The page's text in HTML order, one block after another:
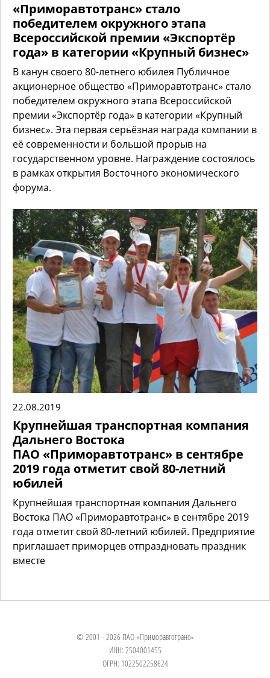
«Приморавтотранс» стало
победителем окружного этапа
Всероссийской премии «Экспортёр
года» в категории «Крупный бизнес»
В канун своего 80-летнего юбилея Публичное
акционерное общество «Приморавтотранс» стало
победителем окружного этапа Всероссийской
премии «Экспортёр года» в категории «Крупный
бизнес». Эта первая серьёзная награда компании в
её современности и большой прорыв на
государственном уровне. Награждение состоялось
в рамках открытия Восточного экономического
форума.
22.08.2019
Крупнейшая транспортная компания
Дальнего Востока
ПАО «Приморавтотранс» в сентябре
2019 года отметит свой 80-летний
юбилей
Крупнейшая транспортная компания Дальнего
Востока ПАО «Приморавтотранс» в сентябре 2019
года отметит свой 80-летний юбилей. Предприятие
приглашает приморцев отпраздновать праздник
вместе
© 2001 - 2026 ПАО «Приморавтотранс»
ИНН: 2504001455
ОГРН: 1022502258624